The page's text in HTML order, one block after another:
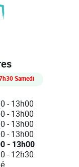
Samedi
-13h00
-13h00
-13h00
-13h00
- 13h00
-12h30